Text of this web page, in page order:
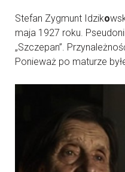
Stefan Zygmunt Idziko
maja 1927 roku.
„Szczepan”.
Ponieważ po maturze